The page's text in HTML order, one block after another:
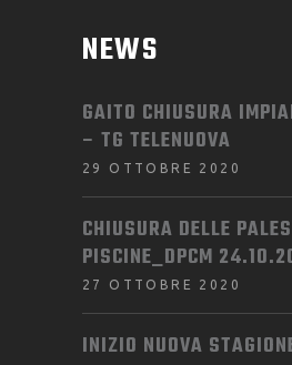
NEWS
GAITO CHIUSURA
– TG TELENUOVA
29 OTTOBRE 2020
CHIUSURA DELLE
PISCINE_DPCM
27 OTTOBRE 2020
INIZIO NUOVA